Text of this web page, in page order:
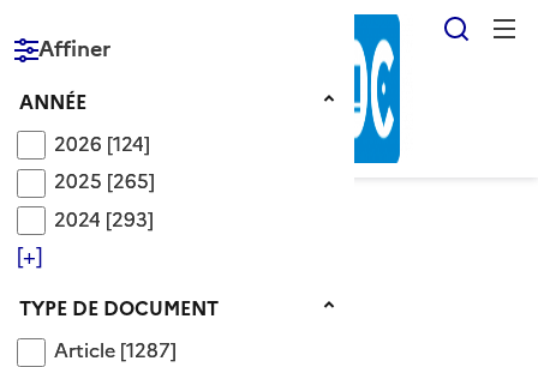
FRANÇAISE
Voir le fil d’Ariane
Affiner
Année
ANNÉE
20262026 [124]
20252025 [265]
20242024 [293]
[+]
Type de document
TYPE DE DOCUMENT
ArticleArticle [1287]
Catégorie Ile-de-france